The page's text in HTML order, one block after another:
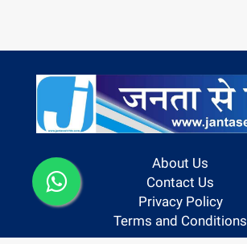
About Us
Contact Us
Privacy Policy
Terms and Conditions